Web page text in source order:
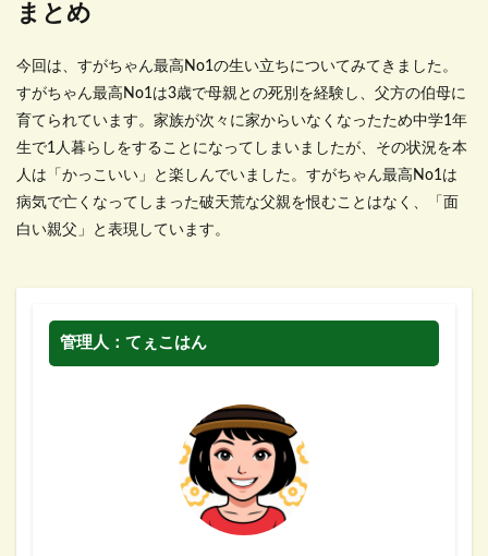
まとめ
今回は、すがちゃん最高No1の生い立ちについてみてきました。
すがちゃん最高No1は3歳で母親との死別を経験し、父方の伯母に
育てられています。家族が次々に家からいなくなったため中学1年
生で1人暮らしをすることになってしまいましたが、その状況を本
人は「かっこいい」と楽しんでいました。すがちゃん最高No1は
病気で亡くなってしまった破天荒な父親を恨むことはなく、「面
白い親父」と表現しています。
管理人：てぇこはん